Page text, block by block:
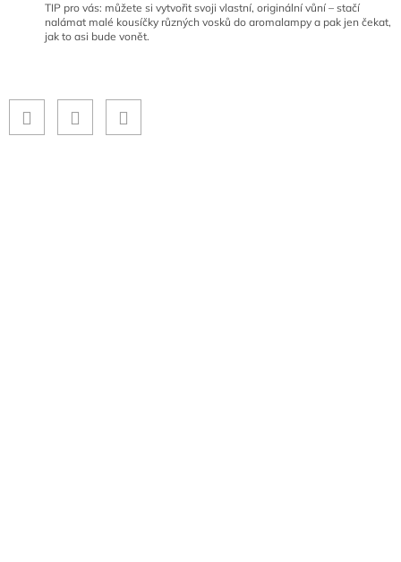
TIP pro vás: můžete si vytvořit svoji vlastní, originální vůní – stačí
nalámat malé kousíčky různých vosků do aromalampy a pak jen čekat,
jak to asi bude vonět.